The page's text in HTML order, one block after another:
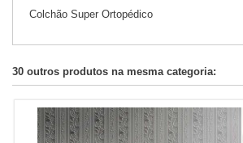
Colchão Super Ortopédico
30 outros produtos na mesma categoria: